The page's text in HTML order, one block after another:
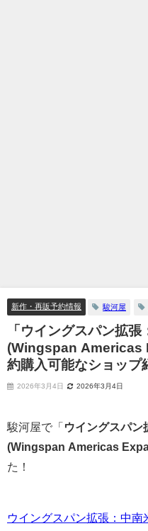
新作・再販予約情報 駿河屋
「ウイングスパン拡
(Wingspan Americas
約購入可能なショップ
2026年3月4日 2026年3月4日
駿河屋で「 ウイングスパン
(Wingspan Americas
た！
ウイングスパン拡張：中